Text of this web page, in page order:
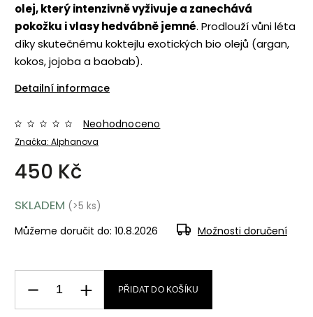
olej, který intenzivně vyživuje a zanechává
pokožku i vlasy hedvábně jemné. Prodlouží vůni léta
díky skutečnému koktejlu exotických bio olejů (argan,
kokos, jojoba a baobab).
Detailní informace
Značka: Alphanova
Neohodnoceno
450 Kč
SKLADEM (>5 ks)
Můžeme doručit do: 10.8.2026 Možnosti doručení
PŘIDAT DO KOŠÍKU